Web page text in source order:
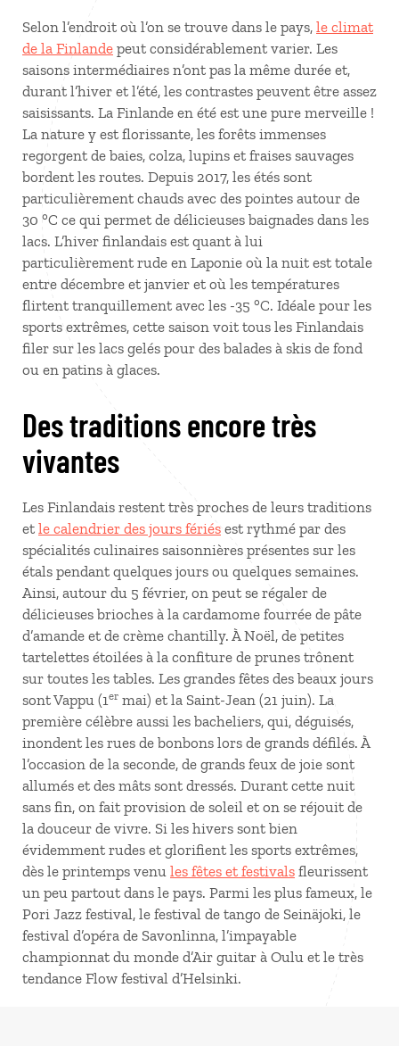
Selon l’endroit où l’on se trouve dans le pays, le climat
de la Finlande peut considérablement varier. Les
saisons intermédiaires n’ont pas la même durée et,
durant l’hiver et l’été, les contrastes peuvent être assez
saisissants. La Finlande en été est une pure merveille !
La nature y est florissante, les forêts immenses
regorgent de baies, colza, lupins et fraises sauvages
bordent les routes. Depuis 2017, les étés sont
particulièrement chauds avec des pointes autour de
30 °C ce qui permet de délicieuses baignades dans les
lacs. L’hiver finlandais est quant à lui
particulièrement rude en Laponie où la nuit est totale
entre décembre et janvier et où les températures
flirtent tranquillement avec les -35 °C. Idéale pour les
sports extrêmes, cette saison voit tous les Finlandais
filer sur les lacs gelés pour des balades à skis de fond
ou en patins à glaces.
Des traditions encore très
vivantes
Les Finlandais restent très proches de leurs traditions
et le calendrier des jours fériés est rythmé par des
spécialités culinaires saisonnières présentes sur les
étals pendant quelques jours ou quelques semaines.
Ainsi, autour du 5 février, on peut se régaler de
délicieuses brioches à la cardamome fourrée de pâte
d’amande et de crème chantilly. À Noël, de petites
tartelettes étoilées à la confiture de prunes trônent
sur toutes les tables. Les grandes fêtes des beaux jours
sont Vappu (1er mai) et la Saint-Jean (21 juin). La
première célèbre aussi les bacheliers, qui, déguisés,
inondent les rues de bonbons lors de grands défilés. À
l’occasion de la seconde, de grands feux de joie sont
allumés et des mâts sont dressés. Durant cette nuit
sans fin, on fait provision de soleil et on se réjouit de
la douceur de vivre. Si les hivers sont bien
évidemment rudes et glorifient les sports extrêmes,
dès le printemps venu les fêtes et festivals fleurissent
un peu partout dans le pays. Parmi les plus fameux, le
Pori Jazz festival, le festival de tango de Seinäjoki, le
festival d’opéra de Savonlinna, l’impayable
championnat du monde d’Air guitar à Oulu et le très
tendance Flow festival d’Helsinki.